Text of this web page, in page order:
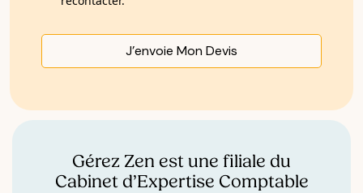
J’envoie Mon Devis
Gérez Zen est une filiale du
Cabinet d’Expertise Comptable